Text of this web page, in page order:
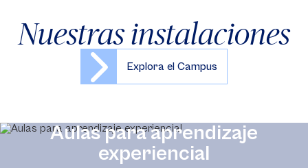
Nuestras instalaciones
Explora el Campus
Aulas para aprendizaje
experiencial